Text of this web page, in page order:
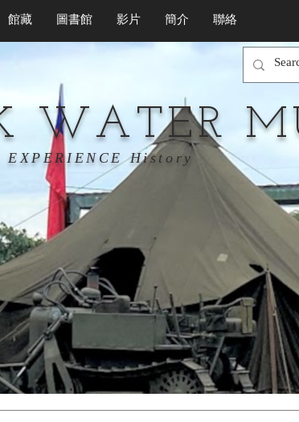
館藏 圖書館 影片 簡介 聯絡
WATER
EXPERIENCE History